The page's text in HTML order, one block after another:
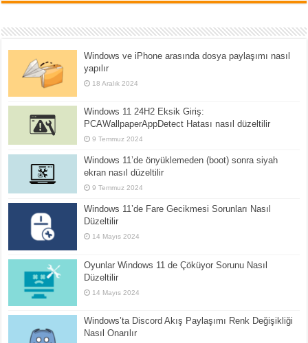
Windows ve iPhone arasında dosya paylaşımı nasıl
yapılır
18 Aralık 2024
Windows 11 24H2 Eksik Giriş:
PCAWallpaperAppDetect Hatası nasıl düzeltilir
9 Temmuz 2024
Windows 11’de önyüklemeden (boot) sonra siyah
ekran nasıl düzeltilir
9 Temmuz 2024
Windows 11’de Fare Gecikmesi Sorunları Nasıl
Düzeltilir
14 Mayıs 2024
Oyunlar Windows 11 de Çöküyor Sorunu Nasıl
Düzeltilir
14 Mayıs 2024
Windows’ta Discord Akış Paylaşımı Renk Değişikliği
Nasıl Onarılır